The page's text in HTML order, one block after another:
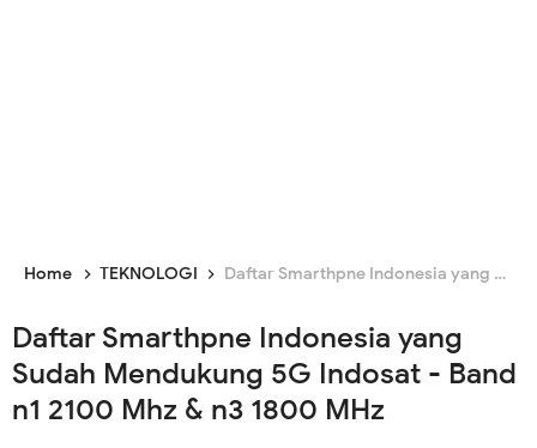
Home TEKNOLOGI Daftar Smarthpne Indonesia yang Sudah Mendukung 5G Indosat - Band n1 2100 Mhz & n3 1800 MHz
Daftar Smarthpne Indonesia yang
Sudah Mendukung 5G Indosat - Band
n1 2100 Mhz & n3 1800 MHz